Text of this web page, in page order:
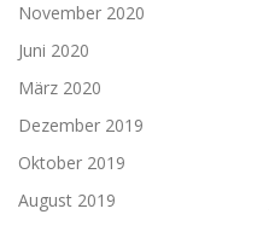
November 2020
Juni 2020
März 2020
Dezember 2019
Oktober 2019
August 2019